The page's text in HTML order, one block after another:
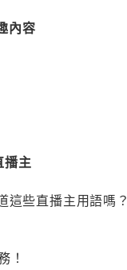
內容
主
這些直播主用語嗎？
！